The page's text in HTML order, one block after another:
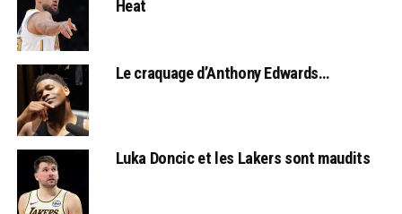
Heat
Le craquage d’Anthony Edwards…
Luka Doncic et les Lakers sont maudits